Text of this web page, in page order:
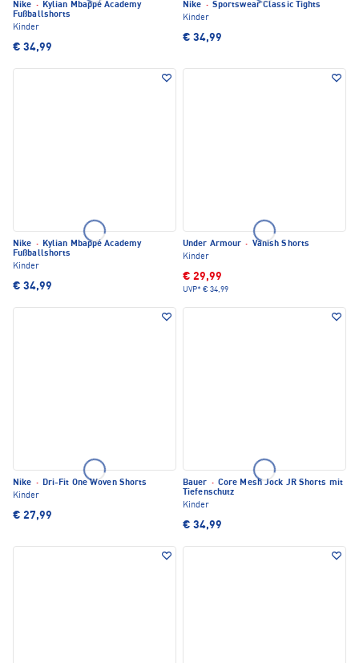
Nike · Kylian Mbappé Academy
Fußballshorts
Kinder
€ 34,99
Nike · Sportswear Classic Tights
Kinder
€ 34,99
Nike · Kylian Mbappé Academy
Fußballshorts
Kinder
€ 34,99
Under Armour · Vanish Shorts
Kinder
€ 29,99
UVP* € 34,99
Nike · Dri-Fit One Woven Shorts
Kinder
€ 27,99
Bauer · Core Mesh Jock JR Shorts mit
Tiefenschutz
Kinder
€ 34,99